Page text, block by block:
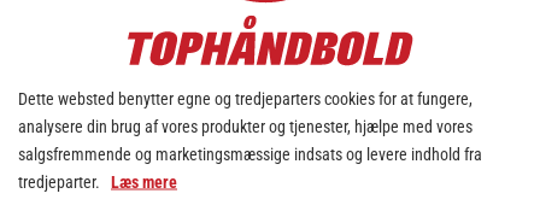
Her til aften blev der trukket lod til
kvindernes kvartfinaler i Santander Cup i
forbindelse med kampen på TV 2 Sport
mellem Viborg HK og Team Esbjerg. De 8
hold blev matchet således:
Ikast Håndbold - Odense Håndbold
Team Esbjerg - København Håndbold
Dette websted benytter egne og tredjeparters cookies for at fungere,
analysere din brug af vores produkter og tjenester, hjælpe med vores
salgsfremmende og marketingsmæssige indsats og levere indhold fra
tredjeparter. Læs mere